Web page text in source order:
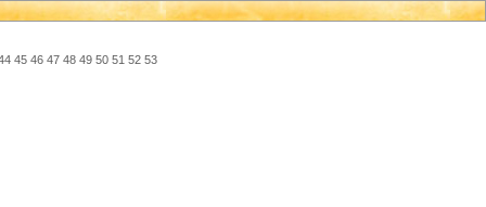
45 46 47 48 49 50 51 52 53